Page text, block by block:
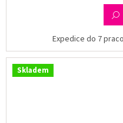
Expedice do 7
Skladem